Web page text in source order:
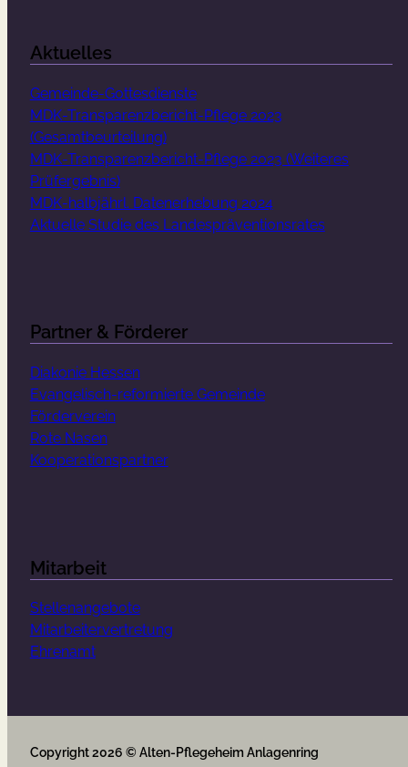
Aktuelles
Gemeinde-Gottesdienste
MDK-Transparenzbericht-Pflege 2023
(Gesamtbeurteilung)
MDK-Transparenzbericht-Pflege 2023 (Weiteres
Prüfergebnis)
MDK-halbjährl. Datenerhebung 2024
Aktuelle Studie des Landespräventionsrates
Partner & Förderer
Diakonie Hessen
Evangelisch-reformierte Gemeinde
Förderverein
Rote Nasen
Kooperationspartner
Mitarbeit
Stellenangebote
Mitarbeitervertretung
Ehrenamt
Copyright 2026 © Alten-Pflegeheim Anlagenring